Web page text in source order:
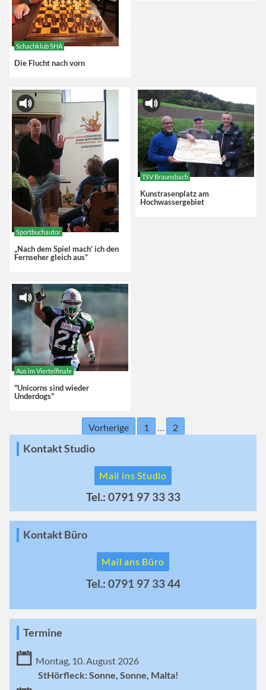
Schachklub SHA
Die Flucht nach vorn
Sportbuchautor
„Nach dem Spiel mach' ich den
Fernseher gleich aus“
TSV Braunsbach
Kunstrasenplatz am
Hochwassergebiet
Aus im Viertelfinale
"Unicorns sind wieder
Underdogs"
Vorherige 1 … 2
Kontakt Studio
Mail ins Studio
Tel.: 0791 97 33 33
Kontakt Büro
Mail ans Büro
Tel.: 0791 97 33 44
Termine
Montag, 10. August 2026
StHörfleck: Sonne, Sonne, Malta!